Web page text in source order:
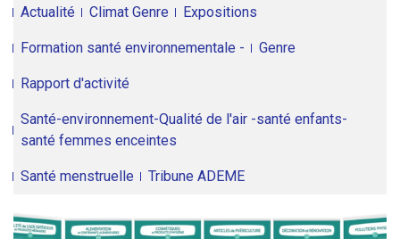
Actualité Climat Genre Expositions
Formation santé environnementale - Genre
Rapport d'activité
Santé-environnement-Qualité de l'air -santé enfants-
santé femmes enceintes
Santé menstruelle Tribune ADEME